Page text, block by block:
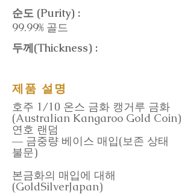
순도 (Purity) :
99.99% 골드
두께(Thickness) :
제품 설명
호주 1/10 온스 금화 캥거루 금화
(Australian Kangaroo Gold Coin)
연호 랜덤
― 금중량 베이스 매입(보존 상태
불문)
본금화의 매입에 대해
(GoldSilverJapan)